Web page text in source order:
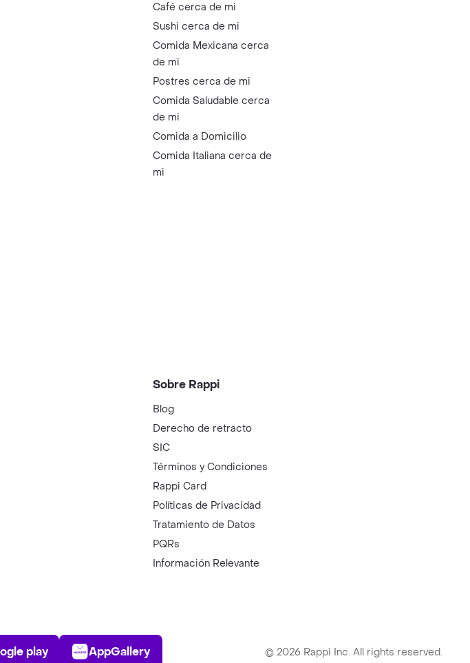
Café cerca de mi
Sushi cerca de mi
Comida Mexicana cerca
de mi
Postres cerca de mi
Comida Saludable cerca
de mi
Comida a Domicilio
Comida Italiana cerca de
mi
Sobre Rappi
Blog
Derecho de retracto
SIC
Términos y Condiciones
Rappi Card
Políticas de Privacidad
Tratamiento de Datos
PQRs
Información Relevante
Play Store
play
AppGallery
AppGallery © 2026 Rappi Inc. All rights reserved.